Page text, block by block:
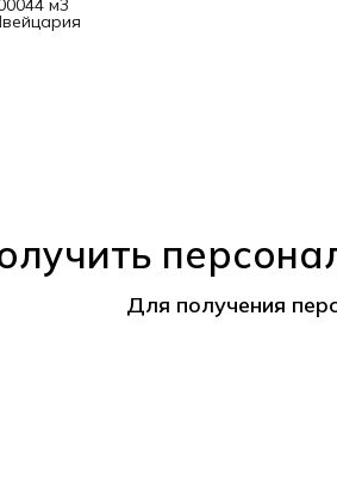
м3
Для получения